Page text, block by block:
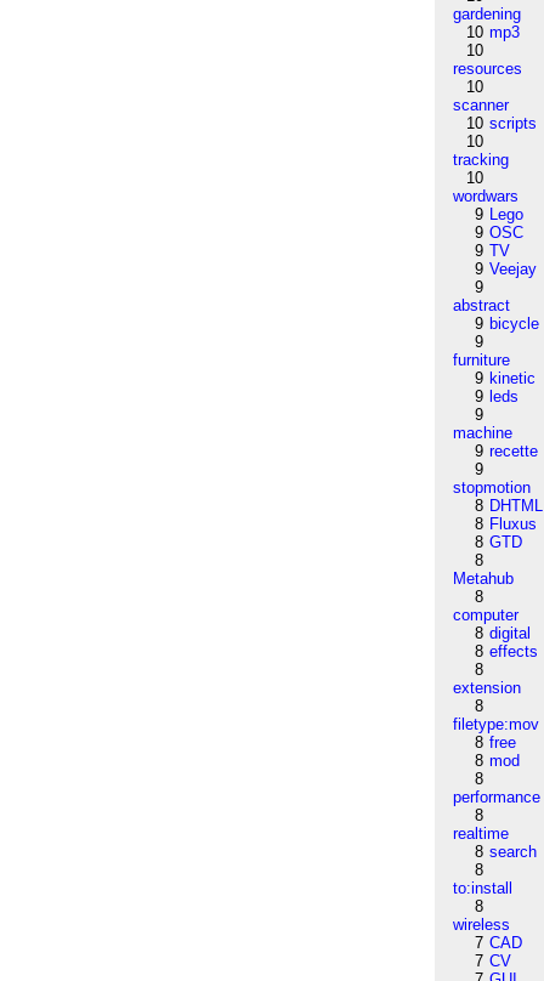
gardening
10 mp3
10
resources
10
scanner
10 scripts
10
tracking
10
wordwars
9 Lego
9 OSC
9 TV
9 Veejay
9
abstract
9 bicycle
9
furniture
9 kinetic
9 leds
9
machine
9 recette
9
stopmotion
8 DHTML
8 Fluxus
8 GTD
8
Metahub
8
computer
8 digital
8 effects
8
extension
8
filetype:mov
8 free
8 mod
8
performance
8
realtime
8 search
8
to:install
8
wireless
7 CAD
7 CV